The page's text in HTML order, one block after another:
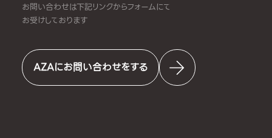
お問い合わせは下記リンクからフォームにて
お受けしております
AZAにお問い合わせをする